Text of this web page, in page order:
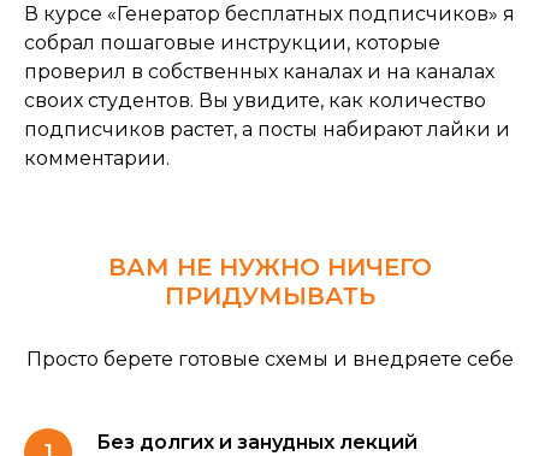
В курсе «Генератор бесплатных подписчиков» я
собрал пошаговые инструкции, которые
проверил в собственных каналах и на каналах
своих студентов. Вы увидите, как количество
подписчиков растет, а посты набирают лайки и
комментарии.
ВАМ НЕ НУЖНО НИЧЕГО
ПРИДУМЫВАТЬ
Просто берете готовые схемы и внедряете себе
Без долгих и занудных лекций